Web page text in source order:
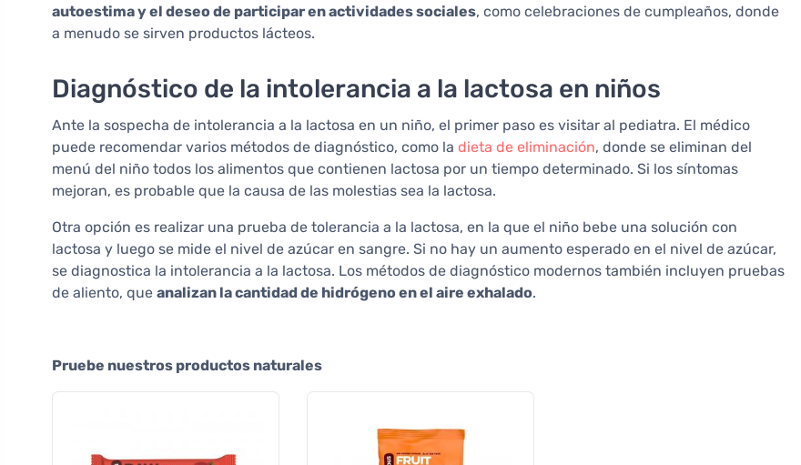
autoestima y el deseo de participar en actividades sociales, como celebraciones de cumpleaños, donde
a menudo se sirven productos lácteos.
Diagnóstico de la intolerancia a la lactosa en niños
Ante la sospecha de intolerancia a la lactosa en un niño, el primer paso es visitar al pediatra. El médico
puede recomendar varios métodos de diagnóstico, como la dieta de eliminación, donde se eliminan del
menú del niño todos los alimentos que contienen lactosa por un tiempo determinado. Si los síntomas
mejoran, es probable que la causa de las molestias sea la lactosa.
Otra opción es realizar una prueba de tolerancia a la lactosa, en la que el niño bebe una solución con
lactosa y luego se mide el nivel de azúcar en sangre. Si no hay un aumento esperado en el nivel de azúcar,
se diagnostica la intolerancia a la lactosa. Los métodos de diagnóstico modernos también incluyen pruebas
de aliento, que analizan la cantidad de hidrógeno en el aire exhalado.
Pruebe nuestros productos naturales